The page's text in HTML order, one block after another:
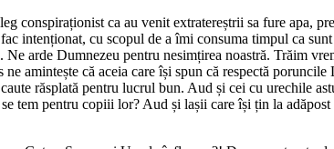
conspiraționist ca au venit extratereștrii sa fure apa,
intenționat, cu scopul de a îmi consuma timpul ca
arde Dumnezeu pentru nesimțirea noastră. Trăim
amintește că aceia care își spun că respectă
răsplată pentru lucrul bun. Aud și cei cu urechile
tem pentru copiii lor? Aud și lașii care își țin la